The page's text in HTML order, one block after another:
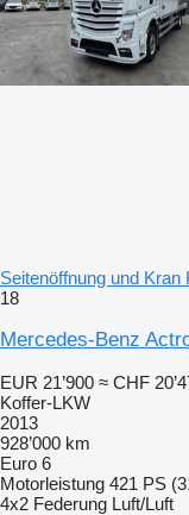
Seitenöffnung und Kran
18
Mercedes-Benz
EUR 21’900 ≈ CHF
Koffer-LKW
2013
928’000 km
Euro 6
Motorleistung 421 PS
4x2 Federung Luft/Luft